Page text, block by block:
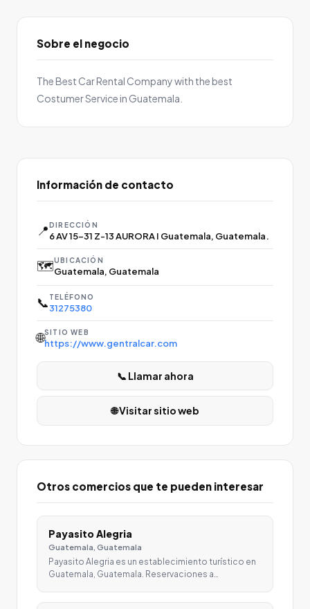
Sobre el negocio
The Best Car Rental Company with the best
Costumer Service in Guatemala.
Información de contacto
📍DIRECCIÓN
6 AV 15-31 Z-13 AURORA I Guatemala, Guatemala.
🗺️UBICACIÓN
Guatemala, Guatemala
📞 TELÉFONO
31275380
🌐SITIO WEB
https://www.gentralcar.com
📞 Llamar ahora
🌐 Visitar sitio web
Otros comercios que te pueden interesar
Payasito Alegria
Guatemala, Guatemala
Payasito Alegria es un establecimiento turístico en
Guatemala, Guatemala. Reservaciones a…